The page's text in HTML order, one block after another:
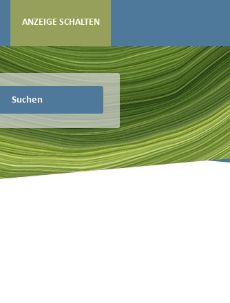
ANZEIGE SCHALTEN
Suchen